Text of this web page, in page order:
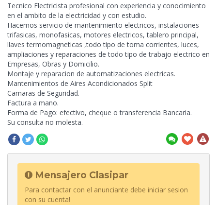
Tecnico Electricista profesional con experiencia y conocimiento
en el ambito de la electricidad y con estudio.
Hacemos servicio de mantenimiento electricos, instalaciones
trifasicas, monofasicas, motores electricos, tablero principal,
llaves termomagneticas ,todo tipo de toma corrientes, luces,
ampliaciones y reparaciones de todo tipo de trabajo electrico en
Empresas, Obras y Domicilio.
Montaje y reparacion de automatizaciones electricas.
Mantenimientos de Aires Acondicionados Split
Camaras de Seguridad.
Factura a mano.
Forma de Pago: efectivo, cheque o transferencia Bancaria.
Su consulta no molesta.
Mensajero Clasipar
Para contactar con el anunciante debe iniciar sesion
con su cuenta!